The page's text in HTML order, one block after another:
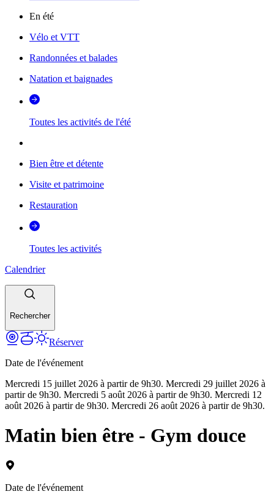
En été
Vélo et VTT
Randonnées et balades
Natation et baignades
Toutes les activités de l'été
Bien être et détente
Visite et patrimoine
Restauration
Toutes les activités
Calendrier
Rechercher
Réserver
Date de l'événement
Mercredi 15 juillet 2026 à partir de 9h30. Mercredi 29 juillet 2026 à
partir de 9h30. Mercredi 5 août 2026 à partir de 9h30. Mercredi 12
août 2026 à partir de 9h30. Mercredi 26 août 2026 à partir de 9h30.
Matin bien être - Gym douce
Date de l'événement